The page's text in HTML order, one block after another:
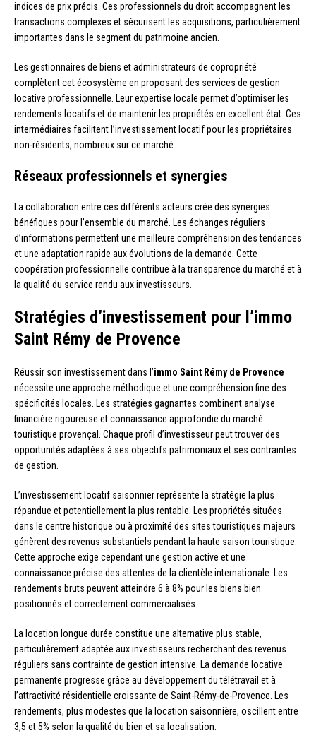
indices de prix précis. Ces professionnels du droit accompagnent les
transactions complexes et sécurisent les acquisitions, particulièrement
importantes dans le segment du patrimoine ancien.
Les gestionnaires de biens et administrateurs de copropriété
complètent cet écosystème en proposant des services de gestion
locative professionnelle. Leur expertise locale permet d’optimiser les
rendements locatifs et de maintenir les propriétés en excellent état. Ces
intermédiaires facilitent l’investissement locatif pour les propriétaires
non-résidents, nombreux sur ce marché.
Réseaux professionnels et synergies
La collaboration entre ces différents acteurs crée des synergies
bénéfiques pour l’ensemble du marché. Les échanges réguliers
d’informations permettent une meilleure compréhension des tendances
et une adaptation rapide aux évolutions de la demande. Cette
coopération professionnelle contribue à la transparence du marché et à
la qualité du service rendu aux investisseurs.
Stratégies d’investissement pour l’immo
Saint Rémy de Provence
Réussir son investissement dans l’immo Saint Rémy de Provence
nécessite une approche méthodique et une compréhension fine des
spécificités locales. Les stratégies gagnantes combinent analyse
financière rigoureuse et connaissance approfondie du marché
touristique provençal. Chaque profil d’investisseur peut trouver des
opportunités adaptées à ses objectifs patrimoniaux et ses contraintes
de gestion.
L’investissement locatif saisonnier représente la stratégie la plus
répandue et potentiellement la plus rentable. Les propriétés situées
dans le centre historique ou à proximité des sites touristiques majeurs
génèrent des revenus substantiels pendant la haute saison touristique.
Cette approche exige cependant une gestion active et une
connaissance précise des attentes de la clientèle internationale. Les
rendements bruts peuvent atteindre 6 à 8% pour les biens bien
positionnés et correctement commercialisés.
La location longue durée constitue une alternative plus stable,
particulièrement adaptée aux investisseurs recherchant des revenus
réguliers sans contrainte de gestion intensive. La demande locative
permanente progresse grâce au développement du télétravail et à
l’attractivité résidentielle croissante de Saint-Rémy-de-Provence. Les
rendements, plus modestes que la location saisonnière, oscillent entre
3,5 et 5% selon la qualité du bien et sa localisation.